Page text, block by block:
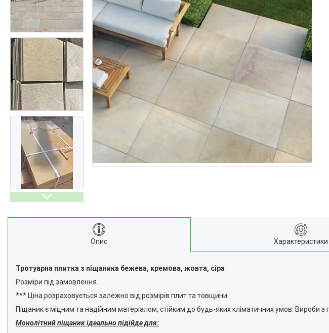
Опис Характеристики
Тротуарна плитка з піщаника бежева, кремова, жовта, сіра
Розміри під замовлення.
*** Ціна розраховується залежно від розмірів плит та товщини.
Піщаник є міцним та надійним матеріалом, стійким до будь-яких кліматичних умов. Вироби з
Монолітний піщаник ідеально підійде для: